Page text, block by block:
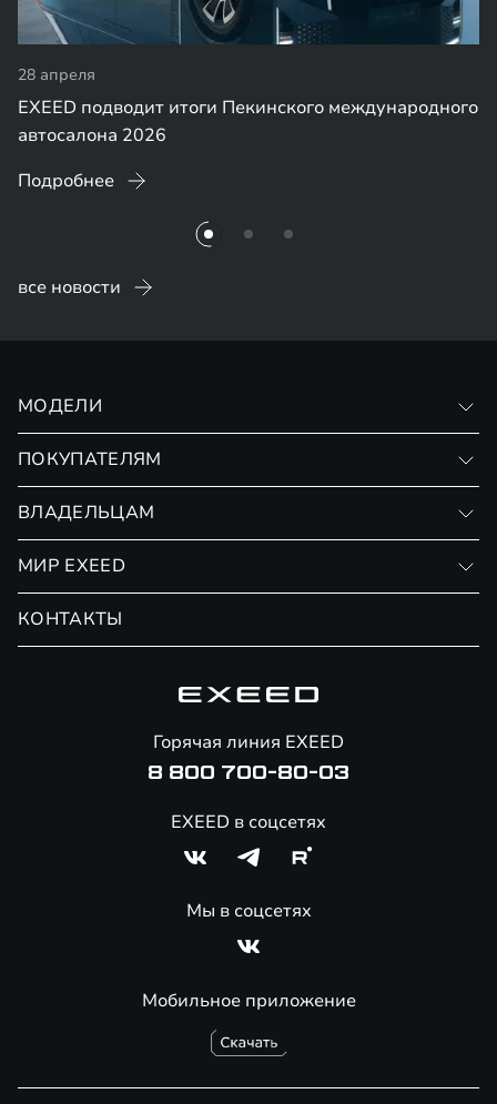
28 апреля
EXEED подводит итоги Пекинского международного
автосалона 2026
Подробнее
все новости
МОДЕЛИ
ПОКУПАТЕЛЯМ
Страхование
ВЛАДЕЛЬЦАМ
Сервис
Помощь на дорогах
МИР EXEED
КОНТАКТЫ
Мобильное приложение
Горячая линия EXEED
8 800 700-80-03
EXEED в соцсетях
Мы в соцсетях